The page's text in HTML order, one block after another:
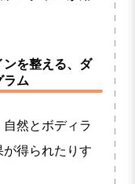
を整える、ダ
ラム
然とボディラ
得られたりす